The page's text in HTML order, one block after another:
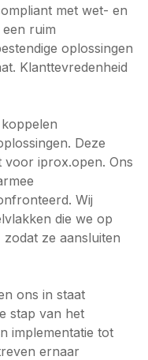
met wet- en
ruim
oplossingen
Klanttevredenheid
Deze
iprox.open. Ons
Wij
die we op
ze aansluiten
ons in staat
stap van het
implementatie tot
ernaar